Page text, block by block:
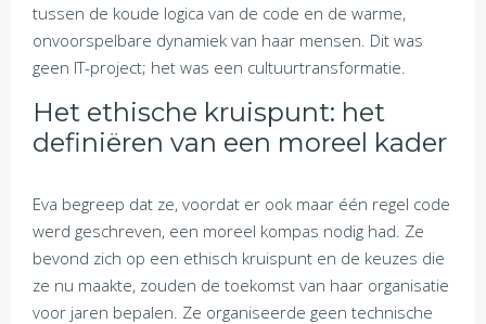
tussen de koude logica van de code en de warme,
onvoorspelbare dynamiek van haar mensen. Dit was
geen IT-project; het was een cultuurtransformatie.
Het ethische kruispunt: het
definiëren van een moreel kader
Eva begreep dat ze, voordat er ook maar één regel code
werd geschreven, een moreel kompas nodig had. Ze
bevond zich op een ethisch kruispunt en de keuzes die
ze nu maakte, zouden de toekomst van haar organisatie
voor jaren bepalen. Ze organiseerde geen technische